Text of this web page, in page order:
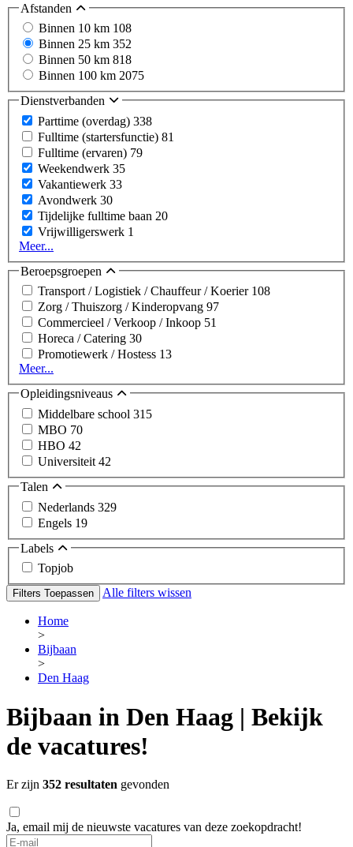
Afstanden
Binnen 10 km 108
Binnen 25 km 352
Binnen 50 km 818
Binnen 100 km 2075
Dienstverbanden
Parttime (overdag) 338
Fulltime (startersfunctie) 81
Fulltime (ervaren) 79
Weekendwerk 35
Vakantiewerk 33
Avondwerk 30
Tijdelijke fulltime baan 20
Vrijwilligerswerk 1
Meer...
Beroepsgroepen
Transport / Logistiek / Chauffeur / Koerier 108
Zorg / Thuiszorg / Kinderopvang 97
Commercieel / Verkoop / Inkoop 51
Horeca / Catering 30
Promotiewerk / Hostess 13
Meer...
Opleidingsniveaus
Middelbare school 315
MBO 70
HBO 42
Universiteit 42
Talen
Nederlands 329
Engels 19
Labels
Topjob
Filters Toepassen Alle filters wissen
Home
>
Bijbaan
>
Den Haag
Bijbaan in Den Haag | Bekijk
de vacatures!
Er zijn 352 resultaten gevonden
Ja, email mij de nieuwste vacatures van deze zoekopdracht!
If